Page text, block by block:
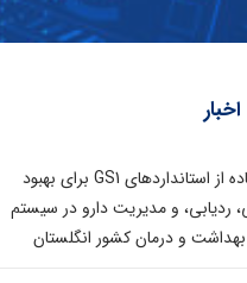
استفاده از استانداردهای GS1 برای بهبود
ردیابی، و مدیریت دارو در سیستم
و درمان کشور انگلستان